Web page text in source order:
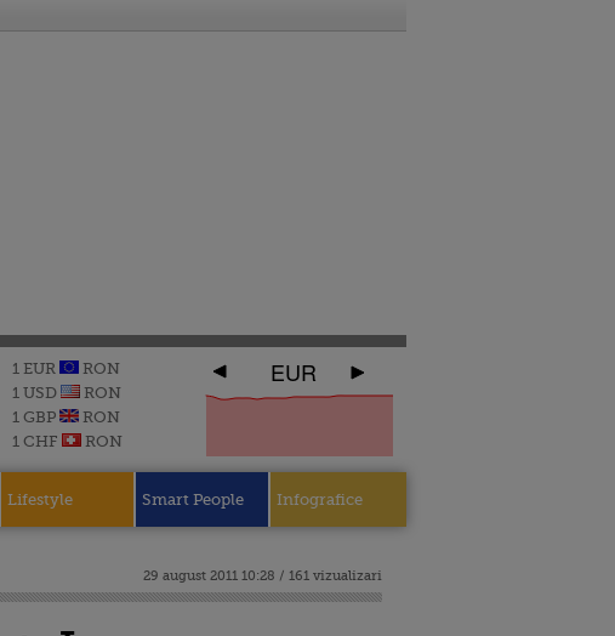
1 EUR
RON
1 USD
RON
1 GBP
RON
1 CHF
RON
EUR
Lifestyle Smart People Infografice
29 august 2011 10:28 / 161 vizualizari